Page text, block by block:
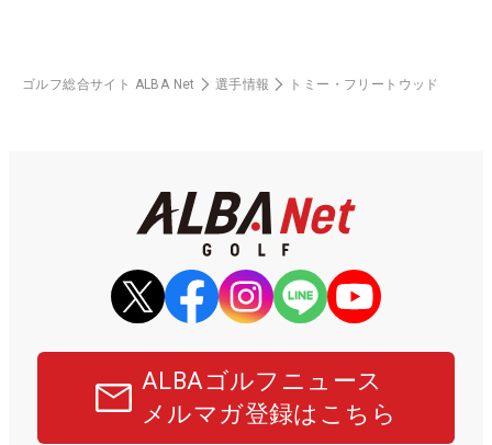
ゴルフ総合サイト ALBA Net 選手情報 トミー・フリートウッド
ALBAゴルフニュース
メルマガ登録はこちら